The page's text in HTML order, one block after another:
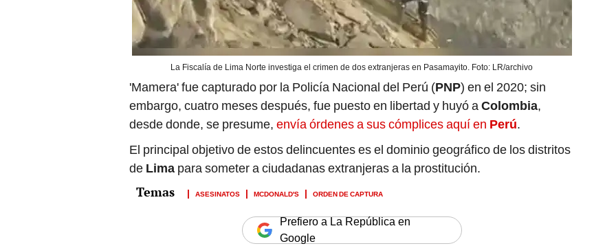
La Fiscalía de Lima Norte investiga el crimen de dos extranjeras en Pasamayito. Foto: LR/archivo
'Mamera' fue capturado por la Policía Nacional del Perú (PNP) en el 2020; sin
embargo, cuatro meses después, fue puesto en libertad y huyó aColombia,
desde donde, se presume, envía órdenes a sus cómplices aquí en Perú.
El principal objetivo de estos delincuentes es el dominio geográfico de los distritos
de Lima para someter a ciudadanas extranjeras a la prostitución.
ASESINATOS MCDONALD'S ORDEN DE CAPTURA
Prefiero a La República en
Google